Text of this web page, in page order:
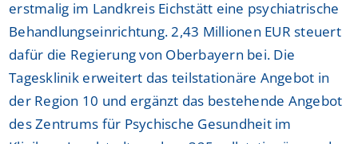
erstmalig im Landkreis Eichstätt eine psychiatrische
Behandlungseinrichtung. 2,43 Millionen EUR steuert
dafür die Regierung von Oberbayern bei. Die
Tagesklinik erweitert das teilstationäre Angebot in
der Region 10 und ergänzt das bestehende Angebot
des Zentrums für Psychische Gesundheit im